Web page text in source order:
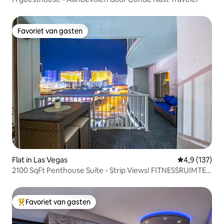
Favoriet van gasten
Favoriet van gasten
Flat in Las Vegas Gemiddelde
4,9 (137)
2100 SqFt Penthouse Suite - Strip Views! FITNESSRUIMTE
Topfavoriet van gasten
Favoriet van gasten